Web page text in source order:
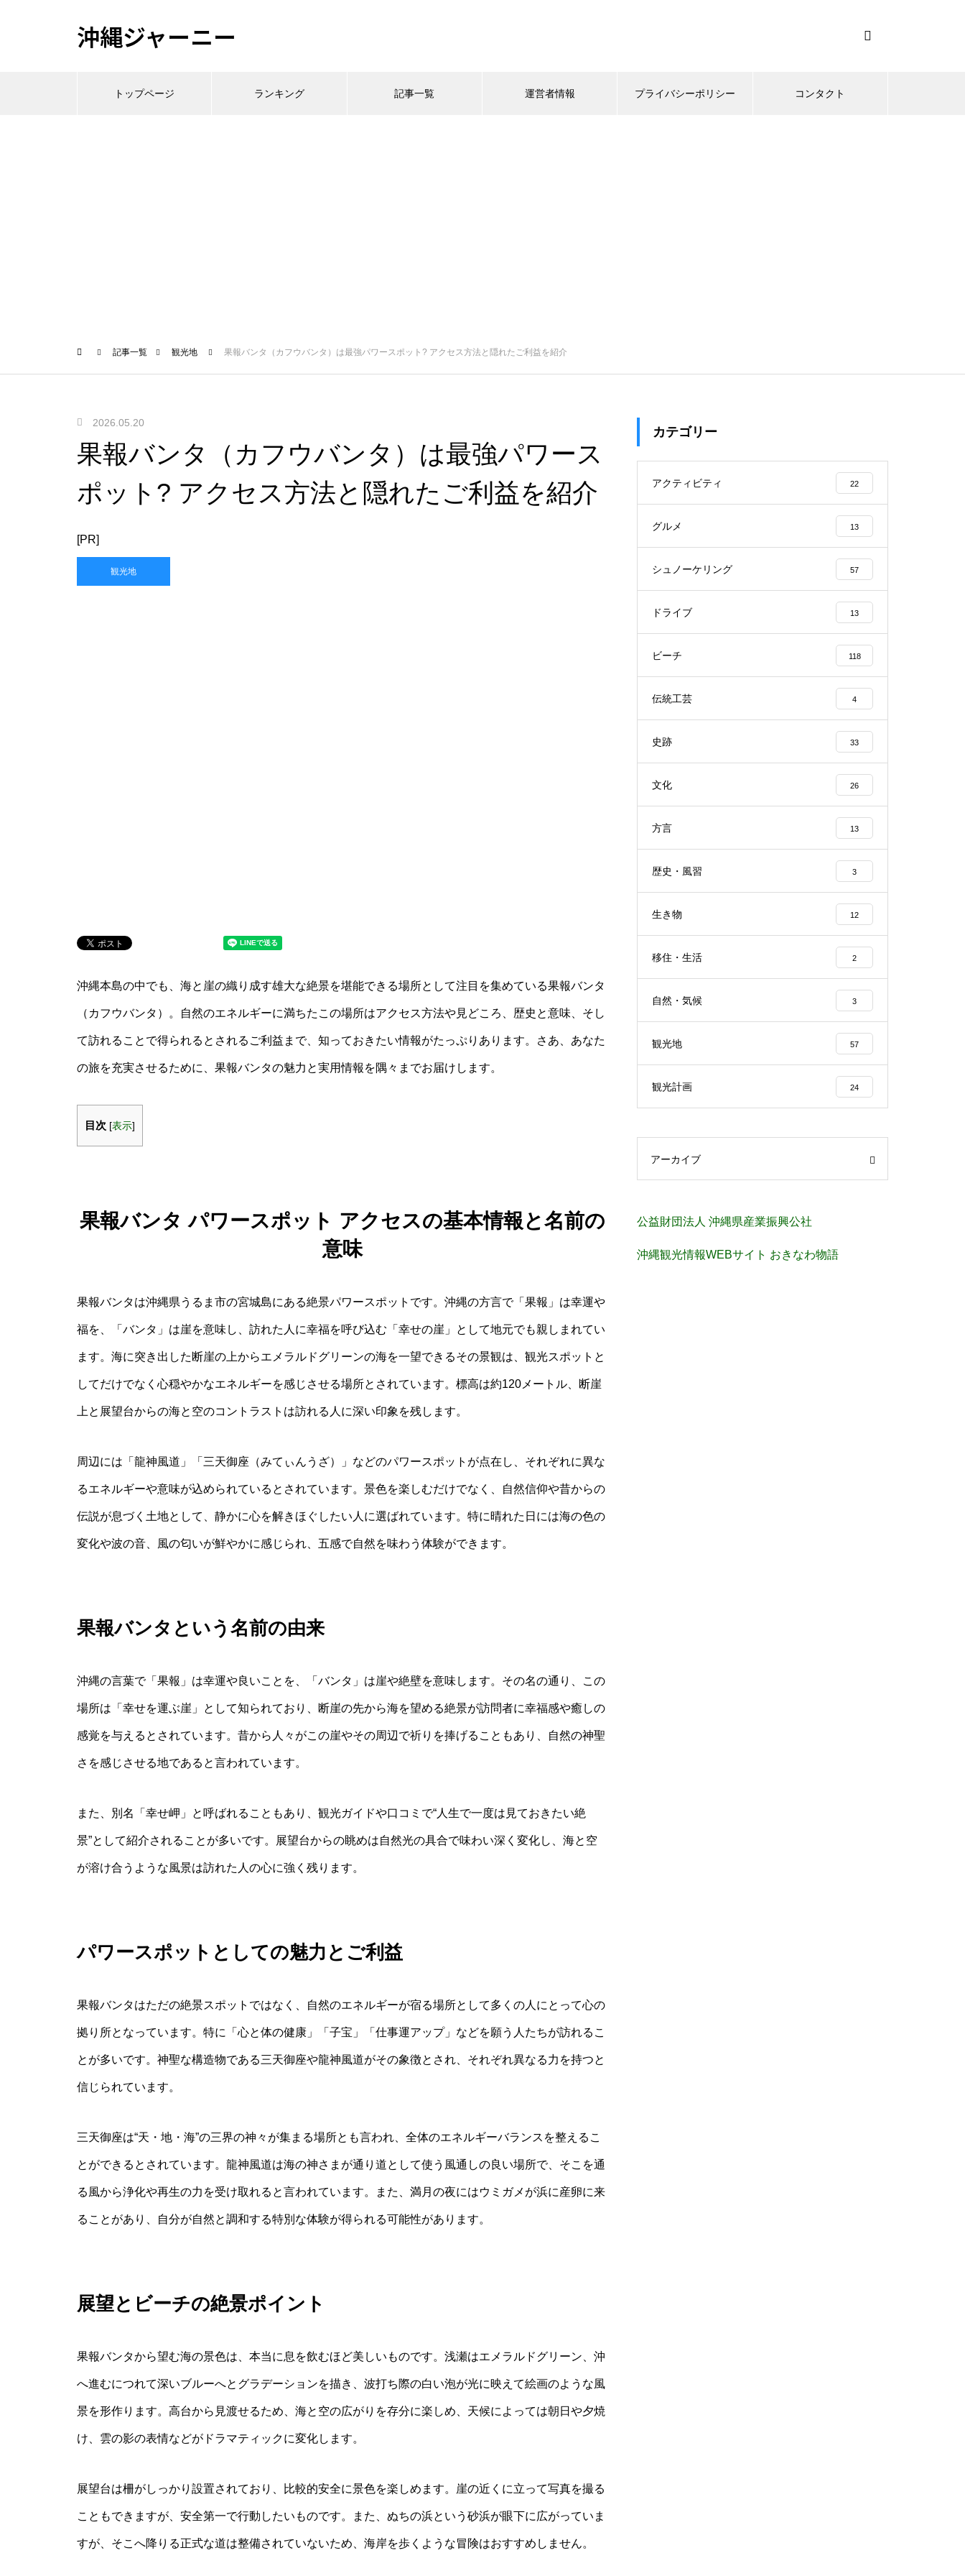
沖縄ジャーニー
トップページ ランキング 記事一覧 運営者情報 プライバシーポリシー コンタクト
記事一覧 観光地 果報バンタ（カフウバンタ）は最強パワースポット? アクセス方法と隠れたご利益を紹介
2026.05.20
果報バンタ（カフウバンタ）は最強パワース
ポット? アクセス方法と隠れたご利益を紹介
[PR]
観光地
沖縄本島の中でも、海と崖の織り成す雄大な絶景を堪能できる場所として注目を集めている果報バンタ
（カフウバンタ）。自然のエネルギーに満ちたこの場所はアクセス方法や見どころ、歴史と意味、そし
て訪れることで得られるとされるご利益まで、知っておきたい情報がたっぷりあります。さあ、あなた
の旅を充実させるために、果報バンタの魅力と実用情報を隅々までお届けします。
目次 [表示]
果報バンタ パワースポット アクセスの基本情報と名前の
意味
果報バンタは沖縄県うるま市の宮城島にある絶景パワースポットです。沖縄の方言で「果報」は幸運や
福を、「バンタ」は崖を意味し、訪れた人に幸福を呼び込む「幸せの崖」として地元でも親しまれてい
ます。海に突き出した断崖の上からエメラルドグリーンの海を一望できるその景観は、観光スポットと
してだけでなく心穏やかなエネルギーを感じさせる場所とされています。標高は約120メートル、断崖
上と展望台からの海と空のコントラストは訪れる人に深い印象を残します。
周辺には「龍神風道」「三天御座（みてぃんうざ）」などのパワースポットが点在し、それぞれに異な
るエネルギーや意味が込められているとされています。景色を楽しむだけでなく、自然信仰や昔からの
伝説が息づく土地として、静かに心を解きほぐしたい人に選ばれています。特に晴れた日には海の色の
変化や波の音、風の匂いが鮮やかに感じられ、五感で自然を味わう体験ができます。
果報バンタという名前の由来
沖縄の言葉で「果報」は幸運や良いことを、「バンタ」は崖や絶壁を意味します。その名の通り、この
場所は「幸せを運ぶ崖」として知られており、断崖の先から海を望める絶景が訪問者に幸福感や癒しの
感覚を与えるとされています。昔から人々がこの崖やその周辺で祈りを捧げることもあり、自然の神聖
さを感じさせる地であると言われています。
また、別名「幸せ岬」と呼ばれることもあり、観光ガイドや口コミで“人生で一度は見ておきたい絶
景”として紹介されることが多いです。展望台からの眺めは自然光の具合で味わい深く変化し、海と空
が溶け合うような風景は訪れた人の心に強く残ります。
パワースポットとしての魅力とご利益
果報バンタはただの絶景スポットではなく、自然のエネルギーが宿る場所として多くの人にとって心の
拠り所となっています。特に「心と体の健康」「子宝」「仕事運アップ」などを願う人たちが訪れるこ
とが多いです。神聖な構造物である三天御座や龍神風道がその象徴とされ、それぞれ異なる力を持つと
信じられています。
三天御座は“天・地・海”の三界の神々が集まる場所とも言われ、全体のエネルギーバランスを整えるこ
とができるとされています。龍神風道は海の神さまが通り道として使う風通しの良い場所で、そこを通
る風から浄化や再生の力を受け取れると言われています。また、満月の夜にはウミガメが浜に産卵に来
ることがあり、自分が自然と調和する特別な体験が得られる可能性があります。
展望とビーチの絶景ポイント
果報バンタから望む海の景色は、本当に息を飲むほど美しいものです。浅瀬はエメラルドグリーン、沖
へ進むにつれて深いブルーへとグラデーションを描き、波打ち際の白い泡が光に映えて絵画のような風
景を形作ります。高台から見渡せるため、海と空の広がりを存分に楽しめ、天候によっては朝日や夕焼
け、雲の影の表情などがドラマティックに変化します。
展望台は柵がしっかり設置されており、比較的安全に景色を楽しめます。崖の近くに立って写真を撮る
こともできますが、安全第一で行動したいものです。また、ぬちの浜という砂浜が眼下に広がっていま
すが、そこへ降りる正式な道は整備されていないため、海岸を歩くような冒険はおすすめしません。
カテゴリー
アクティビティ 22
グルメ 13
シュノーケリング 57
ドライブ 13
ビーチ 118
伝統工芸 4
史跡 33
文化 26
方言 13
歴史・風習 3
生き物 12
移住・生活 2
自然・気候 3
観光地 57
観光計画 24
アーカイブ
公益財団法人 沖縄県産業振興公社
沖縄観光情報WEBサイト おきなわ物語